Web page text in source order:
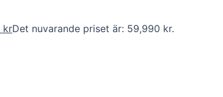
krDet nuvarande priset är: 59,990 kr.